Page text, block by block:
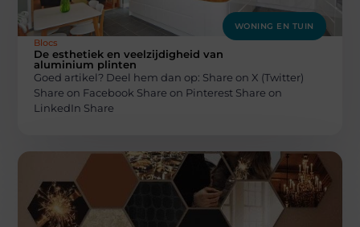
WONING EN TUIN
Blocs
De esthetiek en veelzijdigheid van
aluminium plinten
Goed artikel? Deel hem dan op: Share on X (Twitter)
Share on Facebook Share on Pinterest Share on
LinkedIn Share